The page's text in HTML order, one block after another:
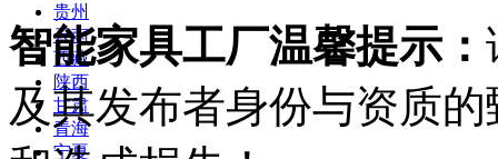
贵州
云南
西藏
陕西
甘肃
青海
宁夏
智能家具工厂温馨提示：
及其发布者身份与资质